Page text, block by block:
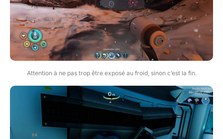
Attention à ne pas trop être exposé au froid, sinon c’est la fin.